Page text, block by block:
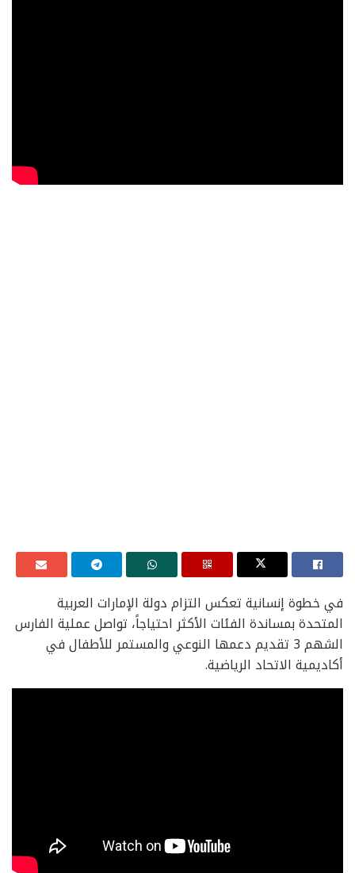
في خطوة إنسانية تعكس التزام دولة الإمارات العربية
المتحدة بمساندة الفئات الأكثر احتياجاً، تواصل عملية الفارس
الشهم 3 تقديم دعمها النوعي والمستمر للأطفال في
أكاديمية الاتحاد الرياضية.